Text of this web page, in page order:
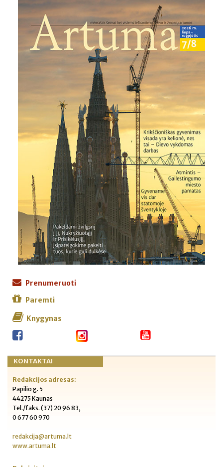
Prenumeruoti
Paremti
Knygynas
KONTAKTAI
Redakcijos adresas:
Papilio g. 5
44275 Kaunas
Tel./faks. (37) 20 96 83,
0 677 60 970
redakcija@artuma.lt
www.artuma.lt